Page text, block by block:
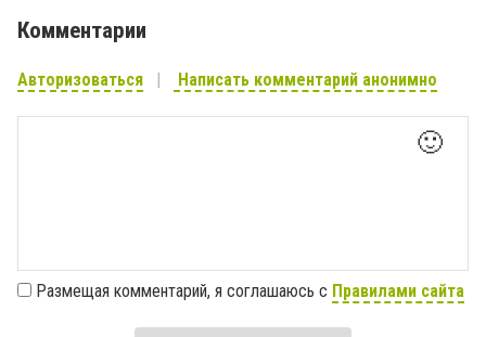
Комментарии
Авторизоваться Написать комментарий анонимно
🙂
Размещая комментарий, я соглашаюсь с Правилами сайта